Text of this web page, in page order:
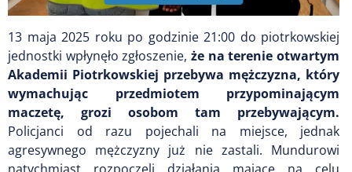
13 maja 2025 roku po godzinie 21:00 do piotrkowskiej
jednostki wpłynęło zgłoszenie, że na terenie otwartym
Akademii Piotrkowskiej przebywa mężczyzna, który
wymachując przedmiotem przypominającym
maczetę, grozi osobom tam przebywającym.
Policjanci od razu pojechali na miejsce, jednak
agresywnego mężczyzny już nie zastali. Mundurowi